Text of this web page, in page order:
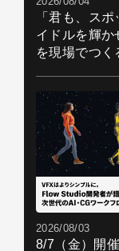
「君も、ス
イドルを輝か
を現場でつ
2026/08/03
8/7（金）開